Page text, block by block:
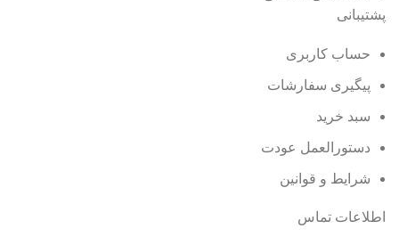
پشتیبانی
حساب کاربری
پیگیری سفارشات
سبد خرید
دستورالعمل عودت
شرایط و قوانین
اطلاعات تماس